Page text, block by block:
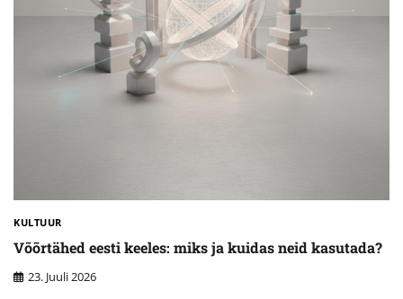
KULTUUR
Võõrtähed eesti keeles: miks ja kuidas neid kasutada?
23. Juuli 2026